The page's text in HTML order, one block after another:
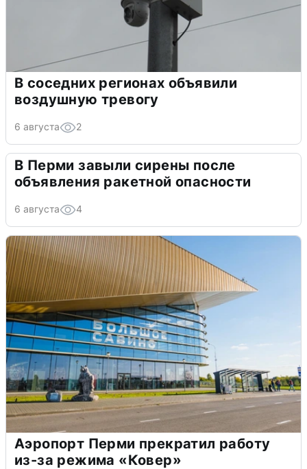
В соседних регионах объявили
воздушную тревогу
6 августа 2
В Перми завыли сирены после
объявления ракетной опасности
6 августа 4
Аэропорт Перми прекратил работу
из-за режима «Ковер»